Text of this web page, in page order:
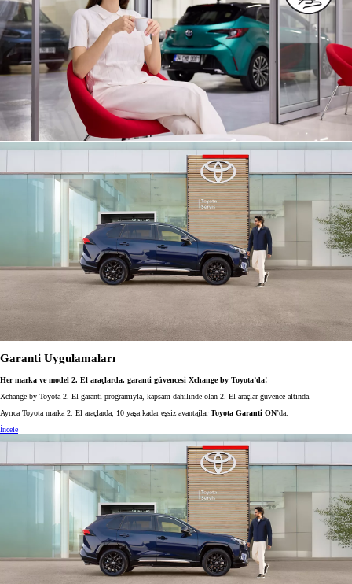
Garanti Uygulamaları
Her marka ve model 2. El araçlarda, garanti güvencesi Xchange by Toyota’da!
Xchange by Toyota 2. El garanti programıyla, kapsam dahilinde olan 2. El araçlar güvence altında.
Ayrıca Toyota marka 2. El araçlarda, 10 yaşa kadar eşsiz avantajlarToyota Garanti ON’da.
İncele